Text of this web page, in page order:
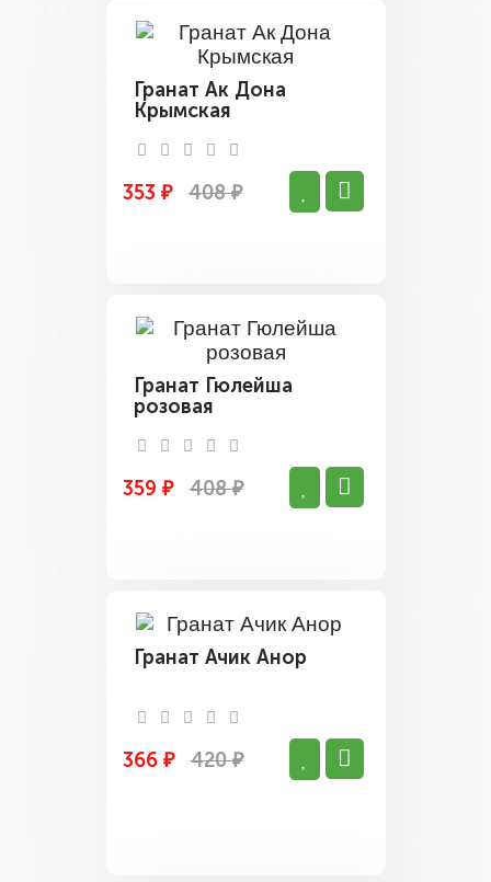
Гранат Ак Дона
Крымская
353 ₽ 408 ₽
Гранат Гюлейша
розовая
359 ₽ 408 ₽
Гранат Ачик Анор
366 ₽ 420 ₽